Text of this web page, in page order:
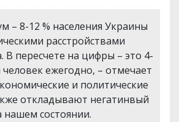
– 8-12 % населения Украины
расстройствами
В пересчете на цифры – это 4-
ежегодно, – отмечает
и политические
откладывают негатинвый
нашем состоянии.